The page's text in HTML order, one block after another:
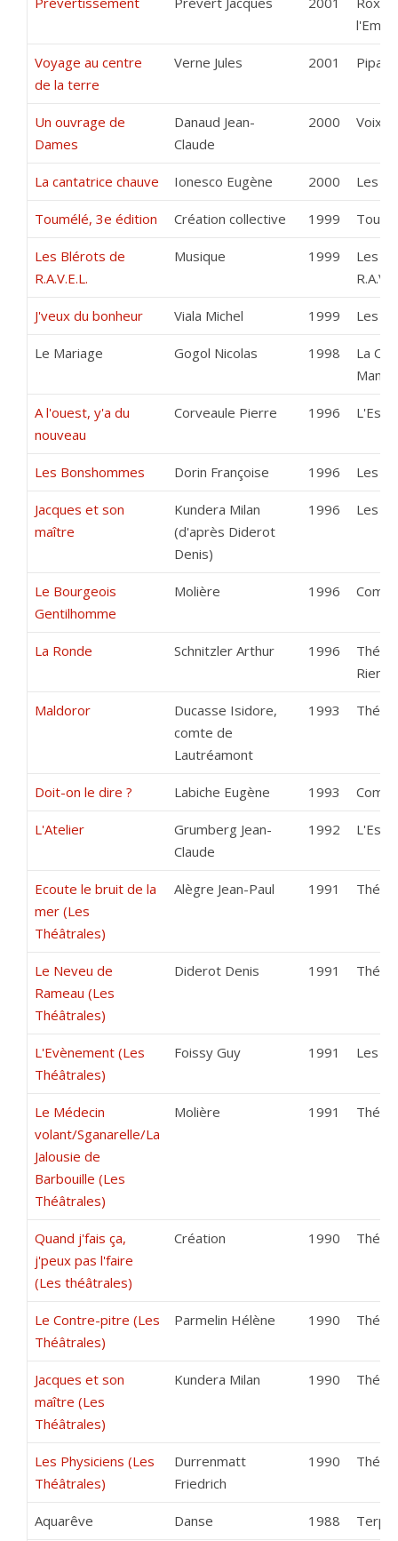
Voyage au centre
de la terre
Verne Jules 2001 Pipa
Un ouvrage de
Dames
Danaud Jean-
Claude
2000 Voix
La cantatrice chauve Ionesco Eugène 2000 Les
Toumélé, 3e édition Création collective 1999
Les Blérots de
R.A.V.E.L.
Musique 1999
Les
J'veux du bonheur Viala Michel 1999 Les
Le Mariage Gogol Nicolas 1998
La
A l'ouest, y'a du
nouveau
Corveaule Pierre 1996
Les Bonshommes Dorin Françoise 1996 Les
Jacques et son
maître
Kundera Milan
(d'après Diderot
Denis)
1996 Les
Le Bourgeois
Gentilhomme
Molière 1996
La Ronde Schnitzler Arthur 1996
Rien
Maldoror
Ducasse Isidore,
comte de
Lautréamont
1993
Doit-on le dire ? Labiche Eugène 1993
L'Atelier
Grumberg Jean-
Claude
1992
Ecoute le bruit de la
mer (Les
Théâtrales)
Alègre Jean-Paul 1991
Le Neveu de
Rameau (Les
Théâtrales)
Diderot Denis 1991
L'Evènement (Les
Théâtrales)
Foissy Guy 1991 Les
Le Médecin
volant/Sganarelle/La
Jalousie de
Barbouille (Les
Théâtrales)
Molière 1991
Quand j'fais ça,
j'peux pas l'faire
(Les théâtrales)
Création 1990
Le Contre-pitre (Les
Théâtrales)
Parmelin Hélène 1990
Jacques et son
maître (Les
Théâtrales)
Kundera Milan 1990
Les Physiciens (Les
Théâtrales)
Durrenmatt
Friedrich
1990
Aquarêve Danse 1988